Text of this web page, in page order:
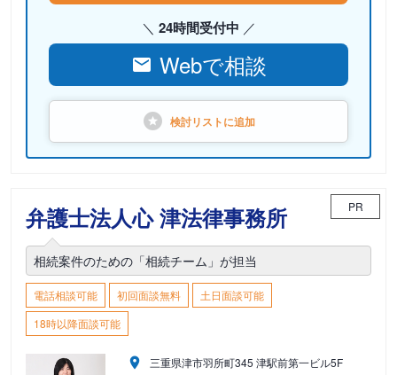
24時間受付中
Webで相談
検討リストに追加
弁護士法人心 津法律事務所 PR
相続案件のための「相続チーム」が担当
電話相談可能 初回面談無料
土日面談可能
18時以降面談可能
三重県津市羽所町345 津駅前第一ビル5F